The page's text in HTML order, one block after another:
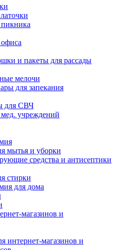
и пакеты для рассады
мелочи
для запекания
для СВЧ
учреждений
мытья и уборки
средства и антисептики
стирки
для дома
магазинов и
интернет-магазинов и